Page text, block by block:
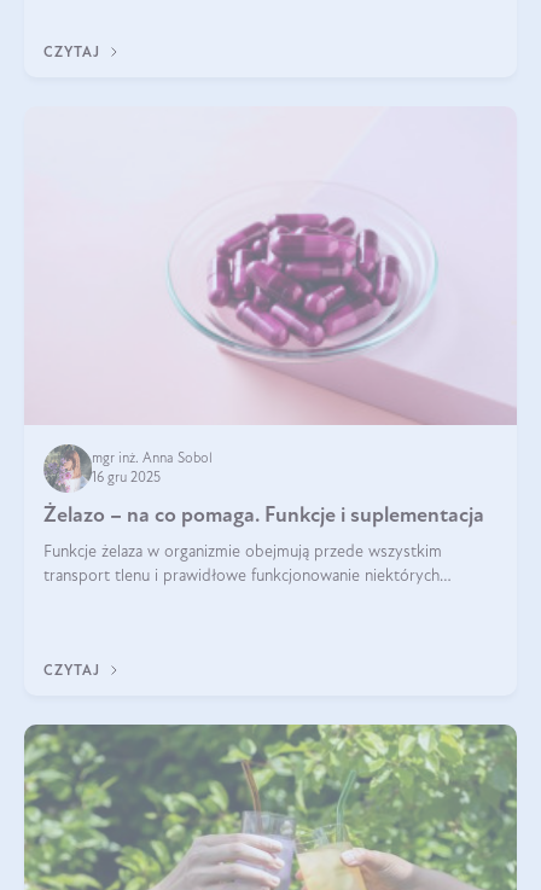
CZYTAJ
mgr inż. Anna Sobol
16 gru 2025
Żelazo – na co pomaga. Funkcje i suplementacja
Funkcje żelaza w organizmie obejmują przede wszystkim
transport tlenu i prawidłowe funkcjonowanie niektórych
CZYTAJ